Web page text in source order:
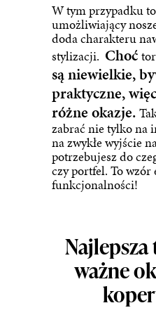
W tym przypadku
umożliwiający
doda charakteru
stylizacji. Choć
są niewielkie,
praktyczne,
różne okazje.
zabrać nie tylko na
na zwykłe wyjście
potrzebujesz do
czy portfel. To wzór
funkcjonalności!
ważne